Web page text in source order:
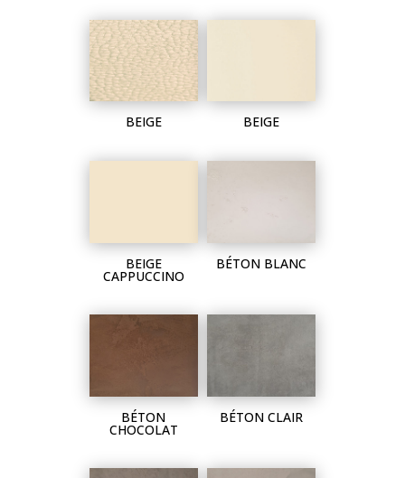
BEIGE BEIGE
BEIGE
CAPPUCCINO
BÉTON BLANC
BÉTON
CHOCOLAT
BÉTON CLAIR